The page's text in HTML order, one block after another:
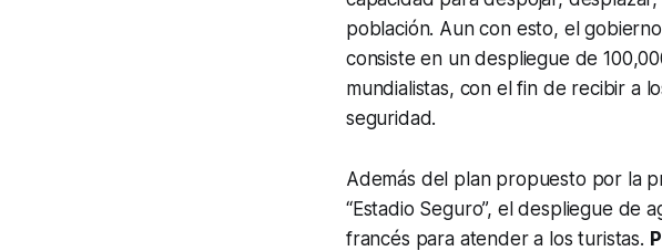
población. Aun con esto, el
consiste en un despliegue de
mundialistas, con el fin de recibir a
seguridad.
Además del plan propuesto por la
“Estadio Seguro”, el despliegue de
francés para atender a los turistas.